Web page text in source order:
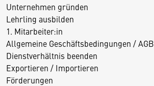
Unternehmen gründen
Lehrling ausbilden
1. Mitarbeiter:in
Allgemeine Geschäftsbedingungen / AGB
Dienstverhältnis beenden
Exportieren / Importieren
Förderungen